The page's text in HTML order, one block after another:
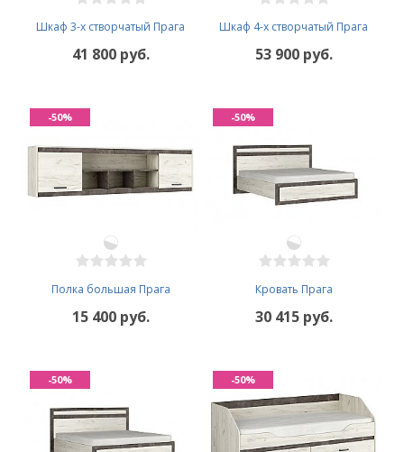
Шкаф 3-х створчатый Прага
41 800 руб.
Шкаф 4-х створчатый Прага
53 900 руб.
Полка большая Прага
15 400 руб.
-50%
Кровать Прага
30 415 руб.
-50%
-50% -50%